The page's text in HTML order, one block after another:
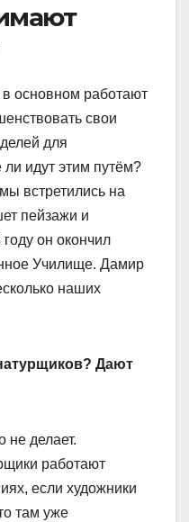
основном работают
свои
для
идут этим путём?
встретились на
пейзажи и
он окончил
Училище. Дамир
наших
Дают
не делает.
работают
если художники
там уже